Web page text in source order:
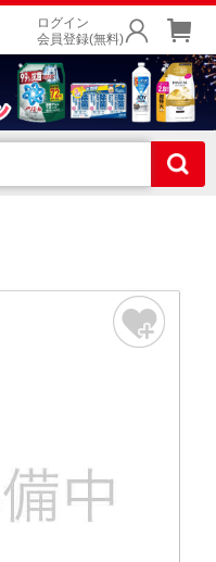
ログイン
会員登録(無料)